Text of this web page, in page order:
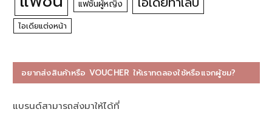
แฟชั่นผู้หญิง
ไอเดียแต่งหน้า
อยากส่งสินค้าหรือ VOUCHER ให้เราทดลองใช้หรือแจกผู้ชม?
แบรนด์สามารถส่งมาให้ได้ที่